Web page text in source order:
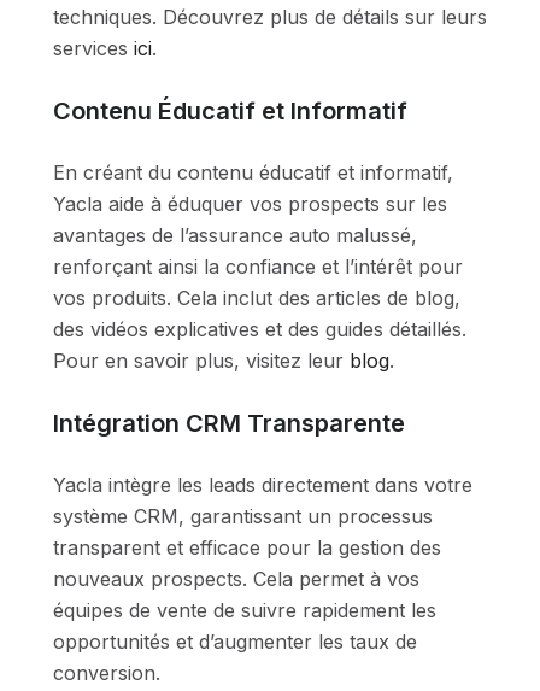
techniques. Découvrez plus de détails sur leurs
services ici.
Contenu Éducatif et Informatif
En créant du contenu éducatif et informatif,
Yacla aide à éduquer vos prospects sur les
avantages de l’assurance auto malussé,
renforçant ainsi la confiance et l’intérêt pour
vos produits. Cela inclut des articles de blog,
des vidéos explicatives et des guides détaillés.
Pour en savoir plus, visitez leur blog.
Intégration CRM Transparente
Yacla intègre les leads directement dans votre
système CRM, garantissant un processus
transparent et efficace pour la gestion des
nouveaux prospects. Cela permet à vos
équipes de vente de suivre rapidement les
opportunités et d’augmenter les taux de
conversion.